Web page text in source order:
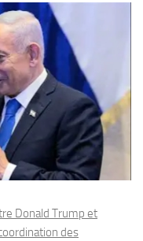
Donald Trump et
des